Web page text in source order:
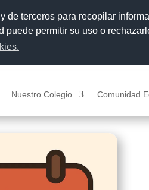
de terceros para recopilar
puede permitir su uso o
Nuestro Colegio Comunidad